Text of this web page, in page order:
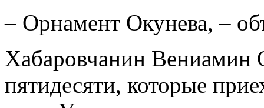
– Орнамент Окунева, –
Хабаровчанин Вениамин
пятидесяти, которые